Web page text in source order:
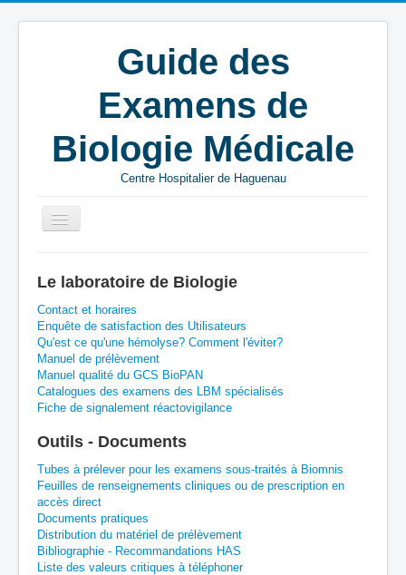
Guide des
Examens de
Biologie Médicale
Centre Hospitalier de Haguenau
A B C D
H I J K L
Q R S T U V W X Y
Z
Le laboratoire de Biologie
Contact et horaires
Enquête de satisfaction des Utilisateurs
Qu'est ce qu'une hémolyse? Comment l'éviter?
Manuel de prélèvement
Manuel qualité du GCS BioPAN
Catalogues des examens des LBM spécialisés
Fiche de signalement réactovigilance
Outils - Documents
Tubes à prélever pour les examens sous-traités à Biomnis
Feuilles de renseignements cliniques ou de prescription en
accès direct
Documents pratiques
Distribution du matériel de prélèvement
Bibliographie - Recommandations HAS
Liste des valeurs critiques à téléphoner